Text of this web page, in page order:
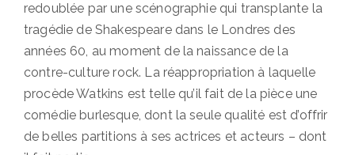
redoublée par une scénographie qui transplante la
tragédie de Shakespeare dans le Londres des
années 60, au moment de la naissance de la
contre-culture rock. La réappropriation à laquelle
procède Watkins est telle qu’il fait de la pièce une
comédie burlesque, dont la seule qualité est d’offrir
de belles partitions à ses actrices et acteurs – dont